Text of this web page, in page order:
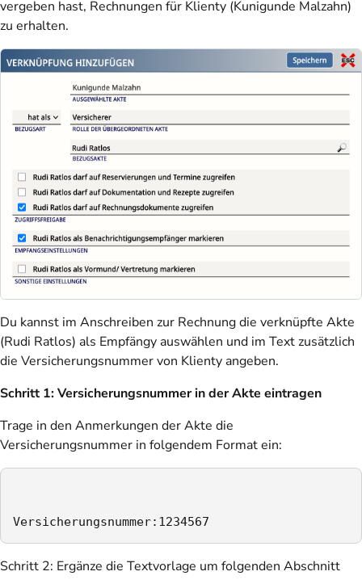
vergeben hast, Rechnungen für Klienty (Kunigunde Malzahn)
zu erhalten.
Du kannst im Anschreiben zur Rechnung die verknüpfte Akte
(Rudi Ratlos) als Empfängy auswählen und im Text zusätzlich
die Versicherungsnummer von Klienty angeben.
Schritt 1: Versicherungsnummer in der Akte eintragen
Trage in den Anmerkungen der Akte die
Versicherungsnummer in folgendem Format ein:
Versicherungsnummer:1234567
Schritt 2: Ergänze die Textvorlage um folgenden Abschnitt